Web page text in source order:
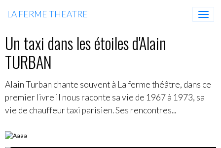
LA FERME THEATRE
Un taxi dans les étoiles d'Alain
TURBAN
Alain Turban chante souvent à La ferme théâtre, dans ce
premier livre il nous raconte sa vie de 1967 à 1973, sa
vie de chauffeur taxi parisien. Ses rencontres...